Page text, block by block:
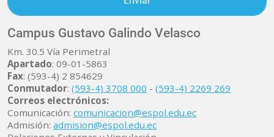
Campus Gustavo Galindo Velasco
Km. 30.5 Vía Perimetral
Apartado: 09-01-5863
Fax: (593-4) 2 854629
Conmutador: (593-4) 3708 000 - (593-4) 2269 269
Correos electrónicos:
Comunicación: comunicacion@espol.edu.ec
Admisión: admision@espol.edu.ec